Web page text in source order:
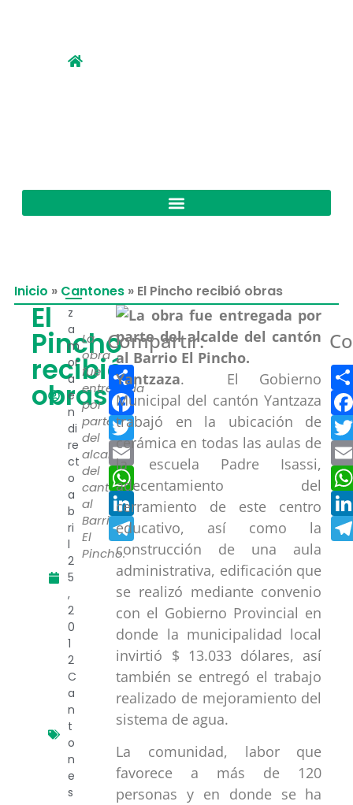
Inicio » Cantones » El Pincho recibió obras
El
Pincho
recibió
obras
z
a
m
or
a
e
n
di
re
ct
o
a
b
ri
l
2
5
,
2
0
1
2
C
a
n
t
o
n
e
s
La
obra
fue
entregada
por
parte
del
alcalde
del
cantón
al
Barrio
El
Pincho.
Compartir:
Compartir
Facebook
Twitter
Email
WhatsApp
LinkedIn
Telegram
Yantzaza. El Gobierno
Municipal del cantón Yantzaza
trabajó en la ubicación de
cerámica en todas las aulas de
la escuela Padre Isassi,
adecentamiento del
cerramiento de este centro
educativo, así como la
construcción de una aula
administrativa, edificación que
se realizó mediante convenio
con el Gobierno Provincial en
donde la municipalidad local
invirtió $ 13.033 dólares, así
también se entregó el trabajo
realizado de mejoramiento del
sistema de agua.
La comunidad, labor que
favorece a más de 120
personas y en donde se ha